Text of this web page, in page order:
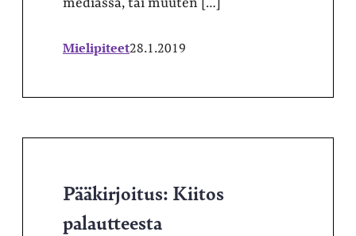
Mielipiteet28.1.2019
Pääkirjoitus: Kiitos
palautteesta